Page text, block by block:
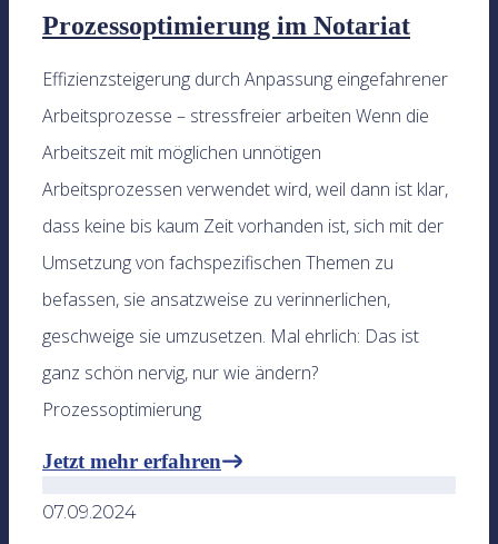
Prozessoptimierung im Notariat
Effizienzsteigerung durch Anpassung eingefahrener
Arbeitsprozesse – stressfreier arbeiten Wenn die
Arbeitszeit mit möglichen unnötigen
Arbeitsprozessen verwendet wird, weil dann ist klar,
dass keine bis kaum Zeit vorhanden ist, sich mit der
Umsetzung von fachspezifischen Themen zu
befassen, sie ansatzweise zu verinnerlichen,
geschweige sie umzusetzen. Mal ehrlich: Das ist
ganz schön nervig, nur wie ändern?
Prozessoptimierung
Jetzt mehr erfahren
07.09.2024